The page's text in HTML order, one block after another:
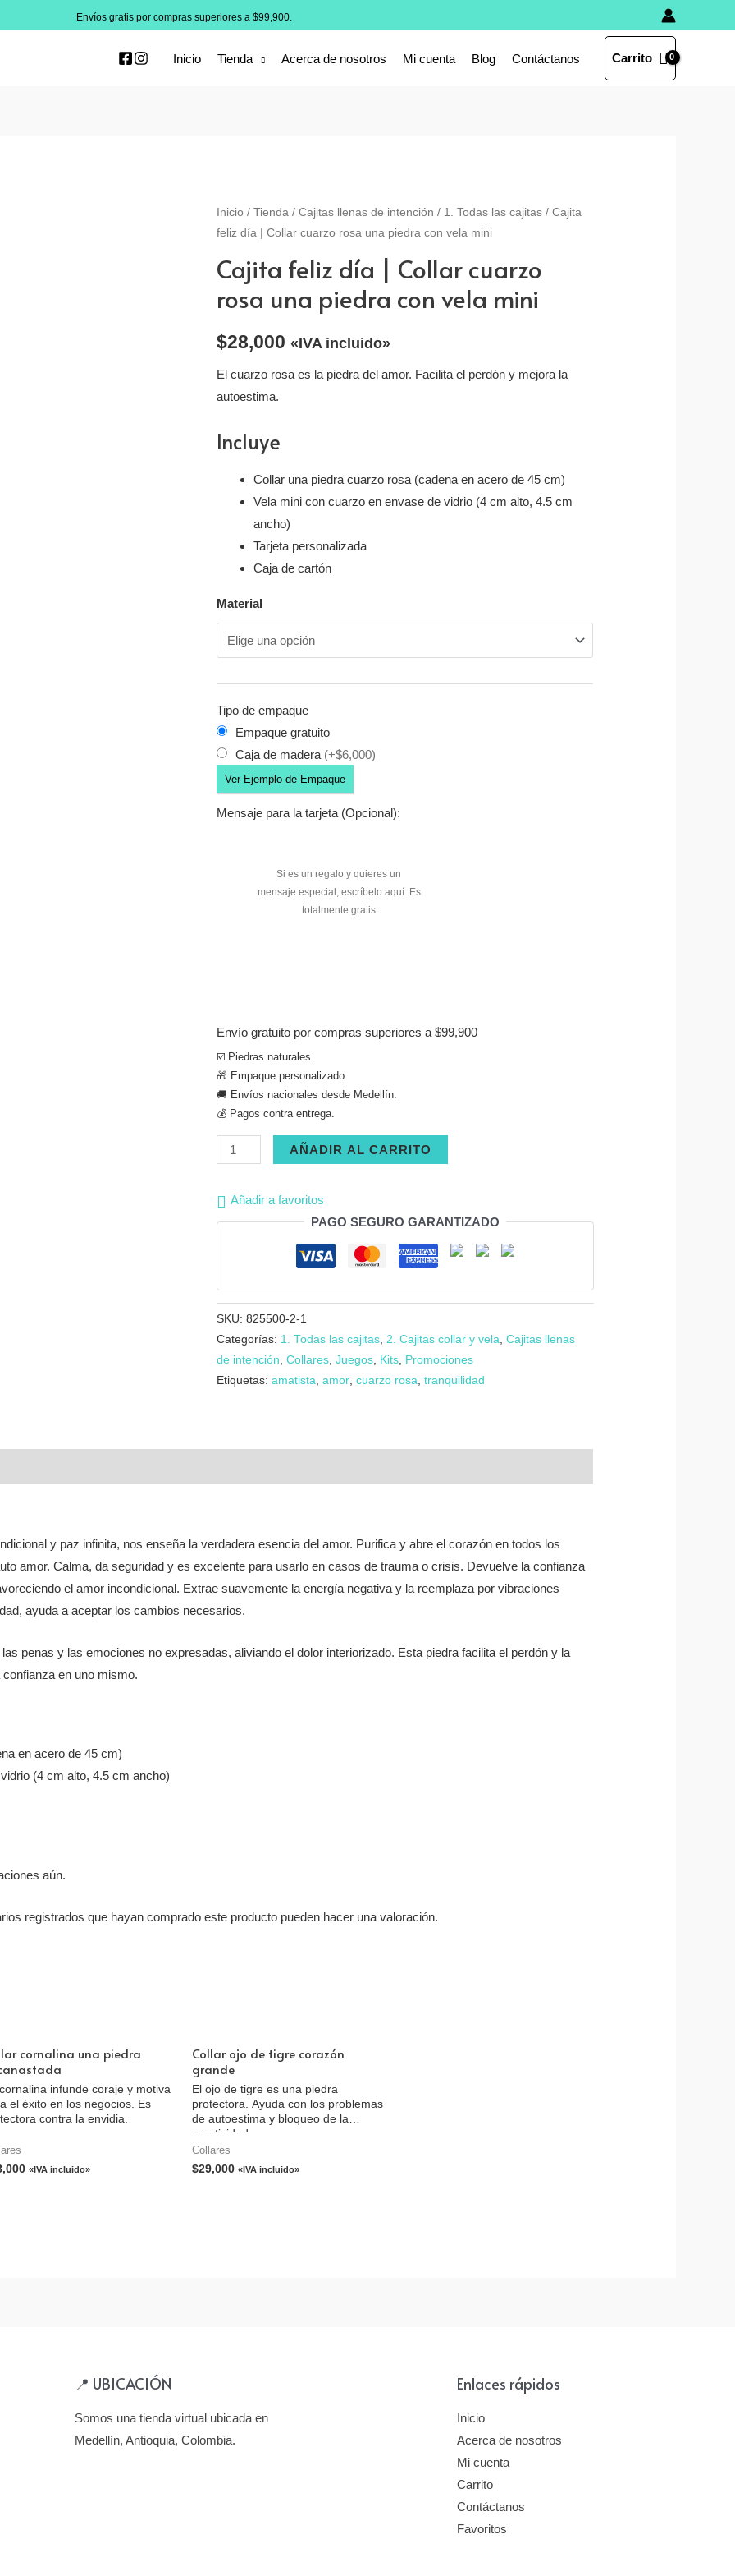
Envíos gratis por compras superiores a $99,900.
Inicio Tienda Acerca de nosotros Mi cuenta Blog Contáctanos Carrito
Inicio / Tienda / Cajitas llenas de intención / 1. Todas las cajitas / Cajita
feliz día | Collar cuarzo rosa una piedra con vela mini
Cajita feliz día | Collar cuarzo
rosa una piedra con vela mini
$28,000 «IVA incluido»
El cuarzo rosa es la piedra del amor. Facilita el perdón y mejora la
autoestima.
Incluye
Collar una piedra cuarzo rosa (cadena en acero de 45 cm)
Vela mini con cuarzo en envase de vidrio (4 cm alto, 4.5 cm
ancho)
Tarjeta personalizada
Caja de cartón
Material
Tipo de empaque
Empaque gratuito
Caja de madera (+$6,000)
Ver Ejemplo de Empaque
Mensaje para la tarjeta (Opcional):
Envío gratuito por compras superiores a $99,900
☑️ Piedras naturales.
🎁 Empaque personalizado.
🚚 Envíos nacionales desde Medellín.
💰 Pagos contra entrega.
Cajita
feliz
|
una
piedra
con
vela
mini
AÑADIR AL CARRITO
Añadir a favoritos
PAGO SEGURO GARANTIZADO
SKU: 825500-2-1
Categorías: 1. Todas las cajitas, 2. Cajitas collar y vela, Cajitas llenas
de intención, Collares, Juegos, Kits, Promociones
Etiquetas: amatista, amor, cuarzo rosa, tranquilidad
y paz infinita, nos enseña la verdadera esencia del amor. Purifica y abre el corazón en todos los
amor. Calma, da seguridad y es excelente para usarlo en casos de trauma o crisis. Devuelve la confianza
el amor incondicional. Extrae suavemente la energía negativa y la reemplaza por vibraciones
ayuda a aceptar los cambios necesarios.
penas y las emociones no expresadas, aliviando el dolor interiorizado. Esta piedra facilita el perdón y la
en uno mismo.
en acero de 45 cm)
(4 cm alto, 4.5 cm ancho)
aún.
registrados que hayan comprado este producto pueden hacer una valoración.
cornalina una piedra
infunde coraje y motiva
el éxito en los negocios. Es
contra la envidia.
«IVA incluido»
Collar ojo de tigre corazón
grande
El ojo de tigre es una piedra
protectora. Ayuda con los problemas
de autoestima y bloqueo de la
creatividad.
Collares
$29,000 «IVA incluido»
📍 UBICACIÓN
Somos una tienda virtual ubicada en
Medellín, Antioquia, Colombia.
Enlaces rápidos
Inicio
Acerca de nosotros
Mi cuenta
Carrito
Contáctanos
Favoritos